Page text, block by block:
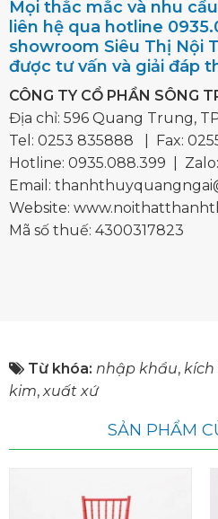
Mọi thắc mắc và nhu
liên hệ qua hotline
showroom Siêu Thị Nội
được tư vấn và giải đáp
CÔNG TY CỔ PHẦN SÔNG
Địa chỉ: 596 Quang Trung,
Tel: 0253 835888 | Fax:
Hotline: 0935.088.399 | Zalo:
Email:
Website:
Mã số thuế: 4300317823
Từ khóa: nhập khẩu,
kim, xuất xứ
SẢN PHẨM